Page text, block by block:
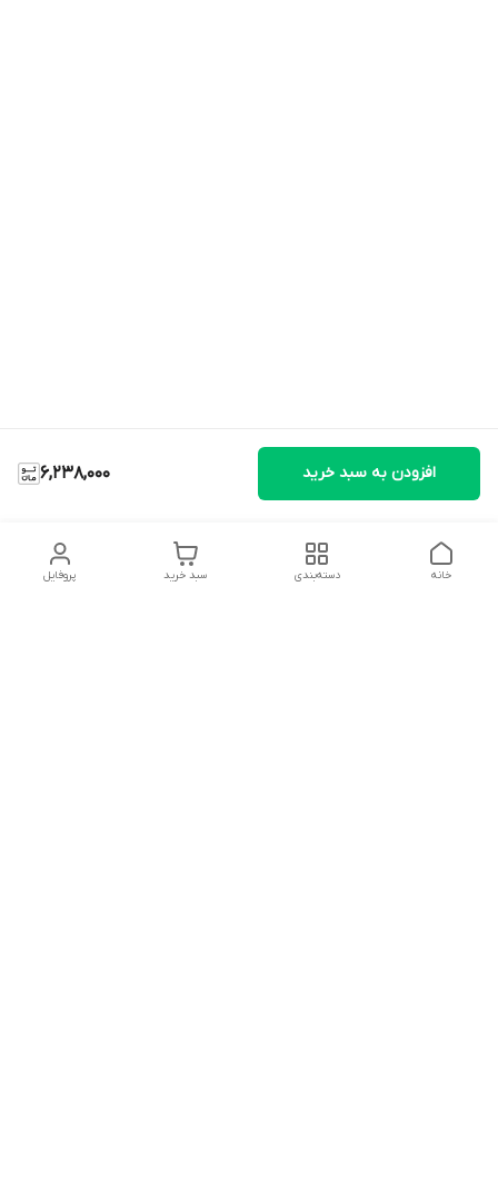
6,238,000 افزودن به سبد خرید
پروفایل سبد خرید دسته‌بندی خانه